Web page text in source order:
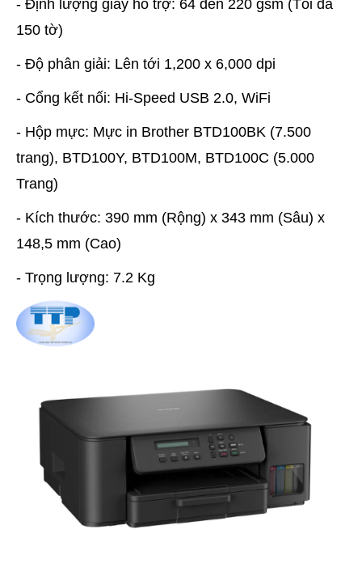
- Định lượng giấy hỗ trợ: 64 đến 220 gsm (Tối đa
150 tờ)
- Độ phân giải: Lên tới 1,200 x 6,000 dpi
- Cổng kết nối: Hi-Speed USB 2.0, WiFi
- Hộp mực: Mực in Brother BTD100BK (7.500
trang), BTD100Y, BTD100M, BTD100C (5.000
Trang)
- Kích thước: 390 mm (Rộng) x 343 mm (Sâu) x
148,5 mm (Cao)
- Trọng lượng: 7.2 Kg